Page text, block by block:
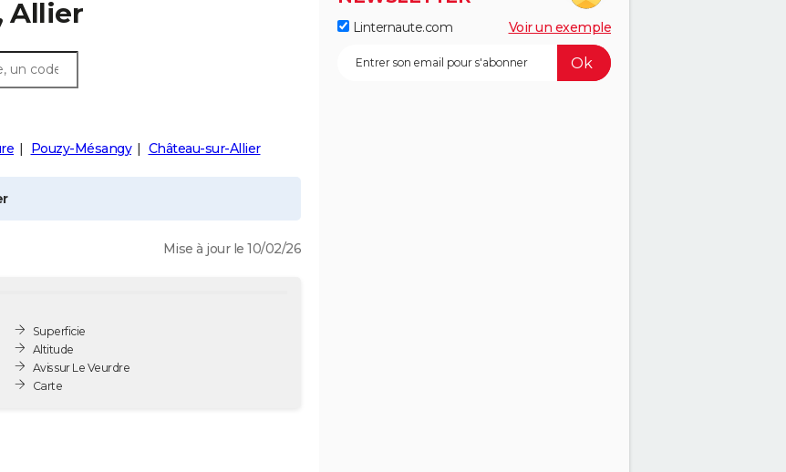
Allier
Pouzy-Mésangy Château-sur-Allier
Mise à jour le 10/02/26
Superficie
Altitude
Avis sur Le Veurdre
Carte
Linternaute.com Voir un exemple